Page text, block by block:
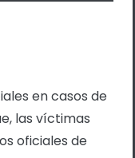
en casos de
las víctimas
oficiales de